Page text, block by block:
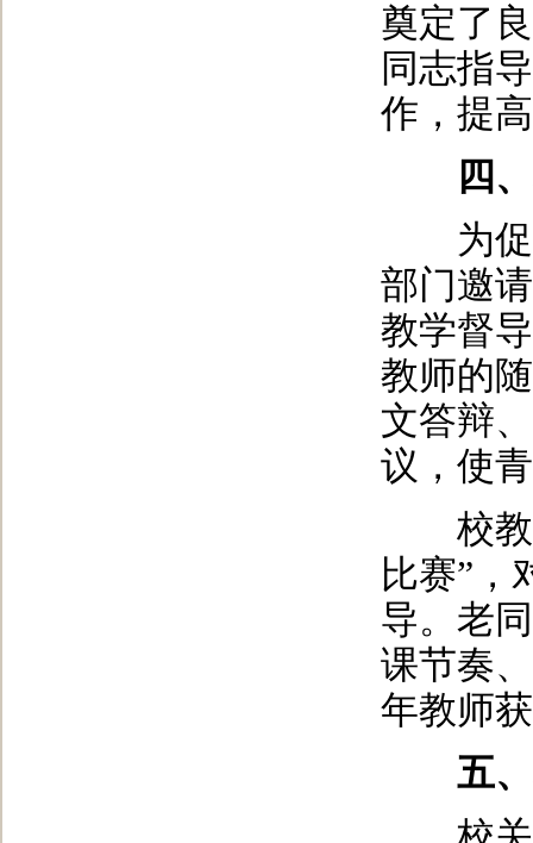
奠定了
同志指
作，提
四、
为促
部门邀
教学督
教师的
文答辩
议，使
校教
比赛”，
导。老
课节奏
年教师
五、